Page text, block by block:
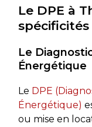
Le DPE à
spécificités
Le
Énergétique
Le DPE
Énergétique)
ou mise en